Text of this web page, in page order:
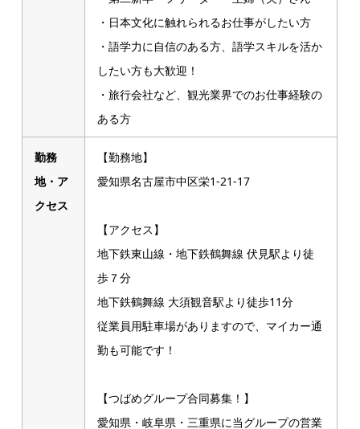
・日本文化に触れられるお仕事がしたい方
・語学力に自信のある方、語学スキルを活か
したい方も大歓迎！
・旅行会社など、観光業界でのお仕事経験の
ある方
勤務
地・ア
クセス
【勤務地】
愛知県名古屋市中区栄1-21-17
【アクセス】
地下鉄東山線・地下鉄鶴舞線 伏見駅より徒
歩７分
地下鉄鶴舞線 大須観音駅より徒歩11分
従業員用駐車場がありますので、マイカー通
勤も可能です！
【つばめグループ合同募集！】
愛知県・岐阜県・三重県に当グループの営業